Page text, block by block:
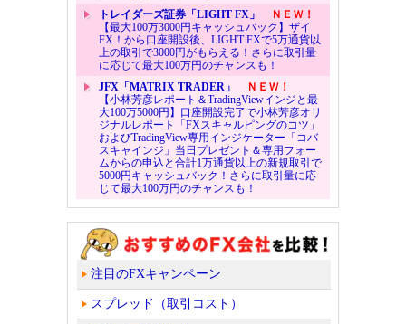
トレイダーズ証券「LIGHT FX」
ＮＥＷ！
【最大100万3000円キャッシュバック】ザイ
FX！から口座開設後、LIGHT FXで5万通貨以
上の取引で3000円がもらえる！さらに取引量
に応じて最大100万円のチャンスも！
JFX「MATRIX TRADER」
ＮＥＷ！
【小林芳彦レポート＆TradingViewインジと最
大100万5000円】口座開設完了で小林芳彦オリ
ジナルレポート「FXスキャルピングのコツ」
およびTradingView専用インジケーター「コバ
スキャインジ」当日プレゼント＆専用フォー
ムからの申込と合計1万通貨以上の新規取引で
5000円キャッシュバック！さらに取引量に応
じて最大100万円のチャンスも！
注目のFXキャンペーン
スプレッド（取引コスト）